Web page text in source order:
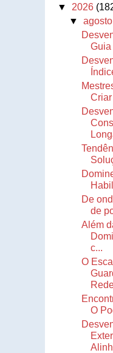
▼ 2026
▼agosto
Guia
De
de
Além
c...
O
O